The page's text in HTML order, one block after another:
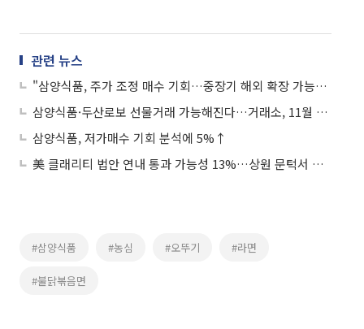
관련 뉴스
"삼양식품, 주가 조정 매수 기회…중장기 해외 확장 가능성 여전"
삼양식품·두산로보 선물거래 가능해진다…거래소, 11월 주식선물‧옵션 추가상장
삼양식품, 저가매수 기회 분석에 5%↑
美 클래리티 법안 연내 통과 가능성 13%…상원 문턱서 제동
#삼양식품 #농심 #오뚜기 #라면
#불닭볶음면